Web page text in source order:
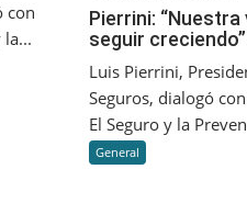
con
la...
Pierrini:
seguir
Luis Pierrini,
Seguros, dialogó
El Seguro y la
General